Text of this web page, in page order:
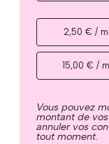
2,50 € /
15,00 € /
Vous pouvez
montant de
annuler vos
tout moment.